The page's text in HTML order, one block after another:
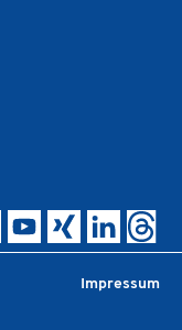
Impressum